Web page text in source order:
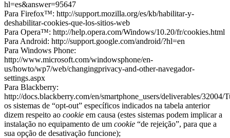
hl=es&answer=95647
Para Firefox™: http://support.mozilla.org/es/kb/habilitar-y-
deshabilitar-cookies-que-los-sitios-web
Para Opera™: http://help.opera.com/Windows/10.20/fr/cookies.html
Para Android: http://support.google.com/android/?hl=en
Para Windows Phone:
http://www.microsoft.com/windowsphone/en-
us/howto/wp7/web/changingprivacy-and-other-navegador-
settings.aspx
Para Blackberry:
http://docs.blackberry.com/en/smartphone_users/deliverables/
os sistemas de “opt-out” específicos indicados na tabela anterior
dizem respeito ao cookie em causa (estes sistemas podem implicar a
instalação no equipamento de um cookie “de rejeição”, para que a
sua opção de desativação funcione);